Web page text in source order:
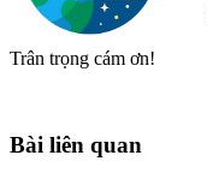
Trân trọng cám ơn!
Bài liên quan